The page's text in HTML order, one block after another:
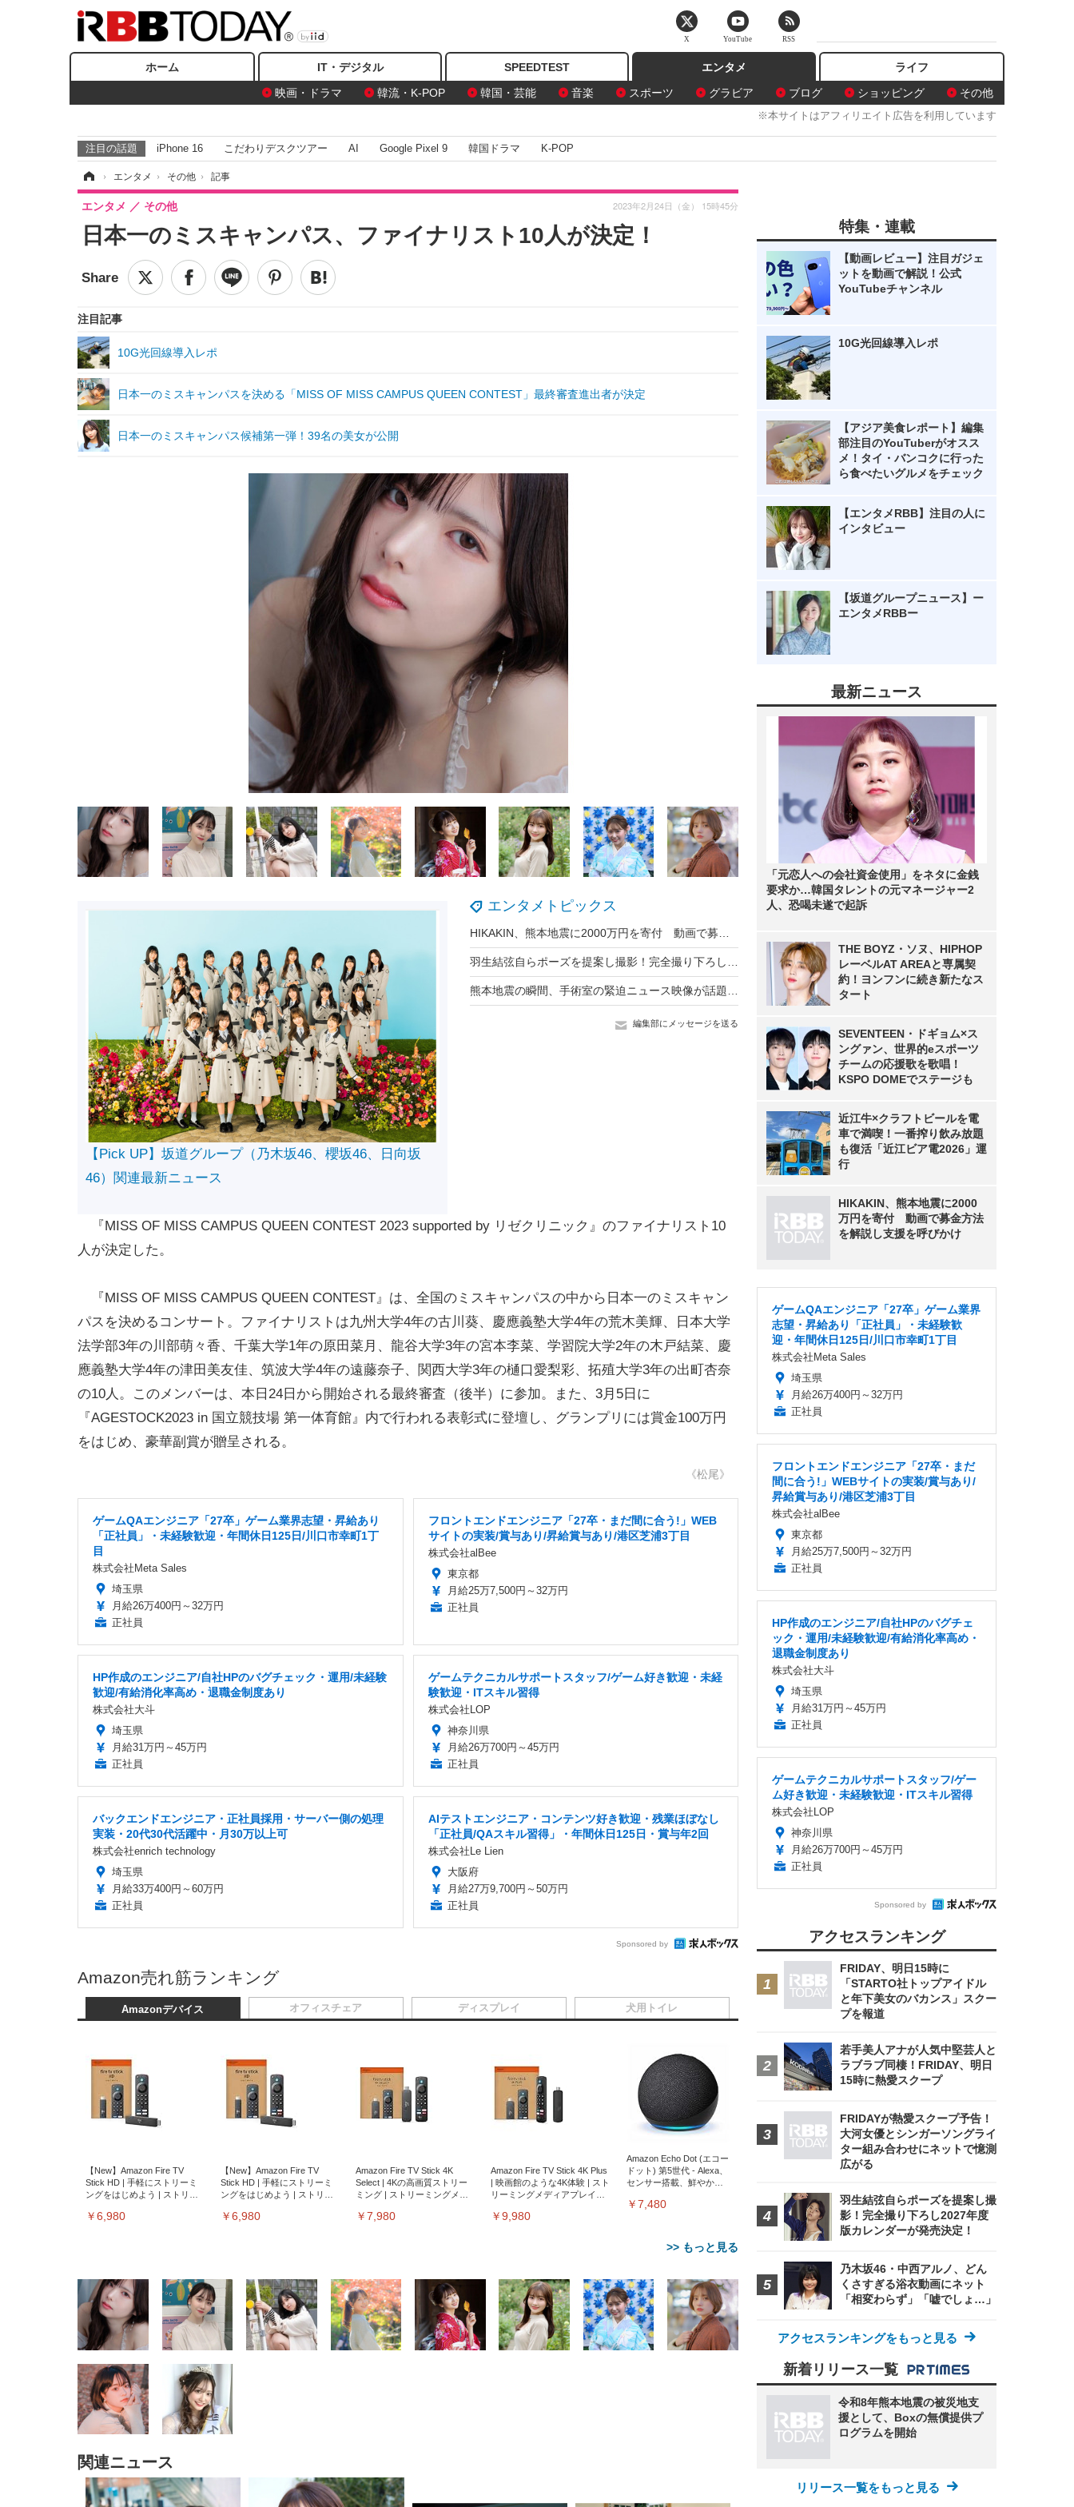
ホーム IT・デジタル SPEEDTEST
エンタメ
映画・ドラマ
韓流・K-POP 韓国・芸能 音楽 スポーツ グラビア ブログ ショッピング その他
ライフ
※本サイトはアフィリエイト広告を利用しています
注目の話題 iPhone 16 こだわりデスクツアー AI Google Pixel 9 韓国ドラマ K-POP
› エンタメ › その他 › 記事
日本一のミスキャンパス、ファイナリスト10人が決定！
エンタメ その他 2023年2月24日（金） 15時45分
注目記事
10G光回線導入レポ
日本一のミスキャンパスを決める「MISS OF MISS CAMPUS QUEEN CONTEST」最終審査進出者が決定
日本一のミスキャンパス候補第一弾！39名の美女が公開
エンタメトピックス
編集部にメッセージを送る
【Pick UP】坂道グループ（乃木坂46、櫻坂46、日向坂
46）関連最新ニュース
『MISS OF MISS CAMPUS QUEEN CONTEST 2023 supported by リゼクリニック』のファイナリスト10
人が決定した。
『MISS OF MISS CAMPUS QUEEN CONTEST』は、全国のミスキャンパスの中から日本一のミスキャン
パスを決めるコンサート。ファイナリストは九州大学4年の古川葵、慶應義塾大学4年の荒木美輝、日本大学
法学部3年の川部萌々香、千葉大学1年の原田菜月、龍谷大学3年の宮本李菜、学習院大学2年の木戸結菜、慶
應義塾大学4年の津田美友佳、筑波大学4年の遠藤奈子、関西大学3年の樋口愛梨彩、拓殖大学3年の出町杏奈
の10人。このメンバーは、本日24日から開始される最終審査（後半）に参加。また、3月5日に
『AGESTOCK2023 in 国立競技場 第一体育館』内で行われる表彰式に登壇し、グランプリには賞金100万円
をはじめ、豪華副賞が贈呈される。
《松尾》
ゲームQAエンジニア「27卒」ゲーム業界志望・昇給あり
「正社員」・未経験歓迎・年間休日125日/川口市幸町1丁
目
株式会社Meta Sales
埼玉県
月給26万400円～32万円
正社員
フロントエンドエンジニア「27卒・まだ間に合う!」WEB
サイトの実装/賞与あり/昇給賞与あり/港区芝浦3丁目
株式会社alBee
東京都
月給25万7,500円～32万円
正社員
HP作成のエンジニア/自社HPのバグチェック・運用/未経験
歓迎/有給消化率高め・退職金制度あり
株式会社大斗
埼玉県
月給31万円～45万円
正社員
ゲームテクニカルサポートスタッフ/ゲーム好き歓迎・未経
験歓迎・ITスキル習得
株式会社LOP
神奈川県
月給26万700円～45万円
正社員
バックエンドエンジニア・正社員採用・サーバー側の処理
実装・20代30代活躍中・月30万以上可
株式会社enrich technology
埼玉県
月給33万400円～60万円
正社員
AIテストエンジニア・コンテンツ好き歓迎・残業ほぼなし
「正社員/QAスキル習得」・年間休日125日・賞与年2回
株式会社Le Lien
大阪府
月給27万9,700円～50万円
正社員
Sponsored by
Amazon売れ筋ランキング
Amazonデバイス
【New】Amazon Fire TV
Stick HD | 手軽にストリーミ
ングをはじめよう | ストリー
￥6,980
【New】Amazon Fire TV
Stick HD | 手軽にストリーミ
ングをはじめよう | ストリー
￥6,980
Amazon Fire TV Stick 4K
Select | 4Kの高画質ストリー
ミング | ストリーミングメデ
￥7,980
Amazon Fire TV Stick 4K Plus
| 映画館のような4K体験 | スト
リーミングメディアプレイヤ
￥9,980
Amazon Echo Dot (エコー
ドット) 第5世代 - Alexa、
センサー搭載、鮮やかな
￥7,480
>> もっと見る
オフィスチェア
[EdoErgo] オフィスチェア 椅
子 テレワーク 疲れない 跳ね
上げ式アームレスト コンパク
椅子 360度回転 座面昇降 強化
ナイロン樹脂ベース 通気性メ
ッシュ 在宅ワーク H-
WY01(黒網+黒枠+黒足)
￥5,699
SIHOO B100 オフィスチェア
／デスクチェア メッシュチェ
ア 人間工学 疲れない ブラッ
ト ハンガー付き 高反発クッシ
ョン PCチェア 通気性メッシ
ュ ゲーミング/勉強/事務用 お
ゲーミング/勉強/事務用 おし
ディスプレイ
EIZO ビジネス向けプレミア
ムモニター | FlexScan
EV3240X-WT | 31.5型4K
UHD・USB Type-C・ホワイ
EIZO ビジネス向けプレミア
ムモニター | FlexScan
EV2740X-WT | 27.0型4K
UHD・USB Type-C・ホワイ
犬用トイレ
Amazonベーシック ペットシ
ーツ 薄型 レギュラー 1回使い
捨て 無香料 ホワイト 300枚
￥3,373
Amazonベーシック ペットシ
ーツ 厚型 ワイド 42枚x2袋(84
枚) ホワイト(吸収面:ライトブ
関連ニュース
特集・連載
【動画レビュー】注目ガジェ
ットを動画で解説！公式
YouTubeチャンネル
10G光回線導入レポ
【アジア美食レポート】編集
部注目のYouTuberがオスス
メ！タイ・バンコクに行った
ら食べたいグルメをチェック
【エンタメRBB】注目の人に
インタビュー
【坂道グループニュース】ー
エンタメRBBー
最新ニュース
「元恋人への会社資金使用」をネタに金銭
要求か…韓国タレントの元マネージャー2
人、恐喝未遂で起訴
THE BOYZ・ソヌ、HIPHOP
レーベルAT AREAと専属契
約！ヨンフンに続き新たなス
タート
SEVENTEEN・ドギョム×ス
ングァン、世界的eスポーツ
チームの応援歌を歌唱！
KSPO DOMEでステージも
近江牛×クラフトビールを電
車で満喫！一番搾り飲み放題
も復活「近江ビア電2026」運
行
HIKAKIN、熊本地震に2000
万円を寄付 動画で募金方法
を解説し支援を呼びかけ
ゲームQAエンジニア「27卒」ゲーム業界
志望・昇給あり「正社員」・未経験歓
迎・年間休日125日/川口市幸町1丁目
株式会社Meta Sales
埼玉県
月給26万400円～32万円
正社員
フロントエンドエンジニア「27卒・まだ
間に合う!」WEBサイトの実装/賞与あり/
昇給賞与あり/港区芝浦3丁目
株式会社alBee
東京都
月給25万7,500円～32万円
正社員
HP作成のエンジニア/自社HPのバグチェ
ック・運用/未経験歓迎/有給消化率高め・
退職金制度あり
株式会社大斗
埼玉県
月給31万円～45万円
正社員
ゲームテクニカルサポートスタッフ/ゲー
ム好き歓迎・未経験歓迎・ITスキル習得
株式会社LOP
神奈川県
月給26万700円～45万円
正社員
Sponsored by
アクセスランキング
FRIDAY、明日15時に
「STARTO社トップアイドル
と年下美女のバカンス」スクー
プを報道
若手美人アナが人気中堅芸人と
ラブラブ同棲！FRIDAY、明日
15時に熱愛スクープ
FRIDAYが熱愛スクープ予告！
大河女優とシンガーソングライ
ター組み合わせにネットで憶測
広がる
羽生結弦自らポーズを提案し撮
影！完全撮り下ろし2027年度
版カレンダーが発売決定！
乃木坂46・中西アルノ、どん
くさすぎる浴衣動画にネット
「相変わらず」「嘘でしょ…」
アクセスランキングをもっと見る
新着リリース一覧
令和8年熊本地震の被災地支
援として、Boxの無償提供プ
ログラムを開始
リリース一覧をもっと見る
X YouTube RSS